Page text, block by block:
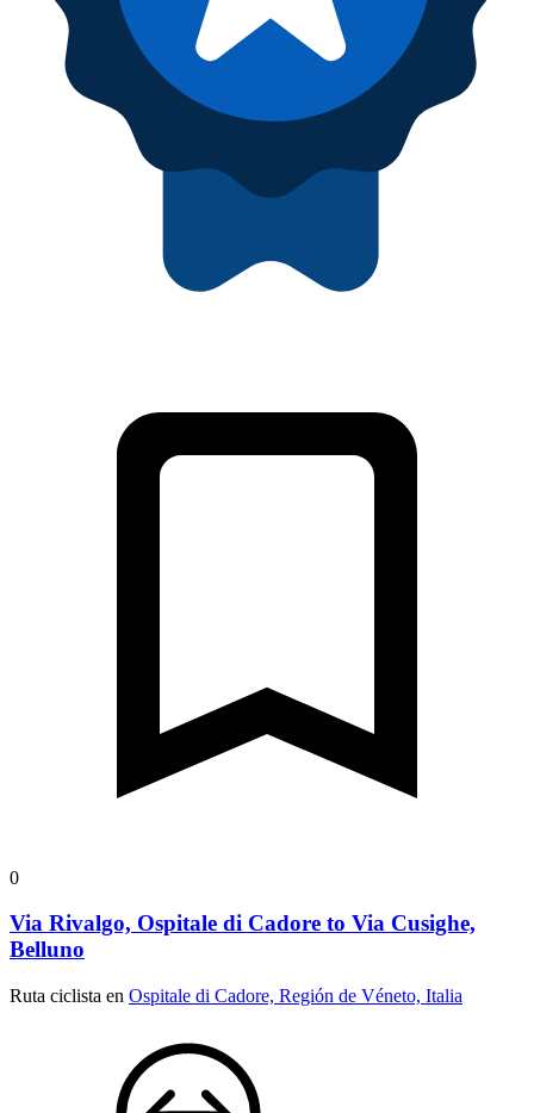
0
Via Rivalgo, Ospitale di Cadore to Via Cusighe,
Belluno
Ruta ciclista en Ospitale di Cadore, Región de Véneto, Italia